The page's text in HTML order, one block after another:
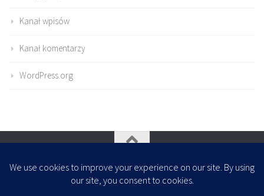
Kanał wpisów
Kanał komentarzy
WordPress.org